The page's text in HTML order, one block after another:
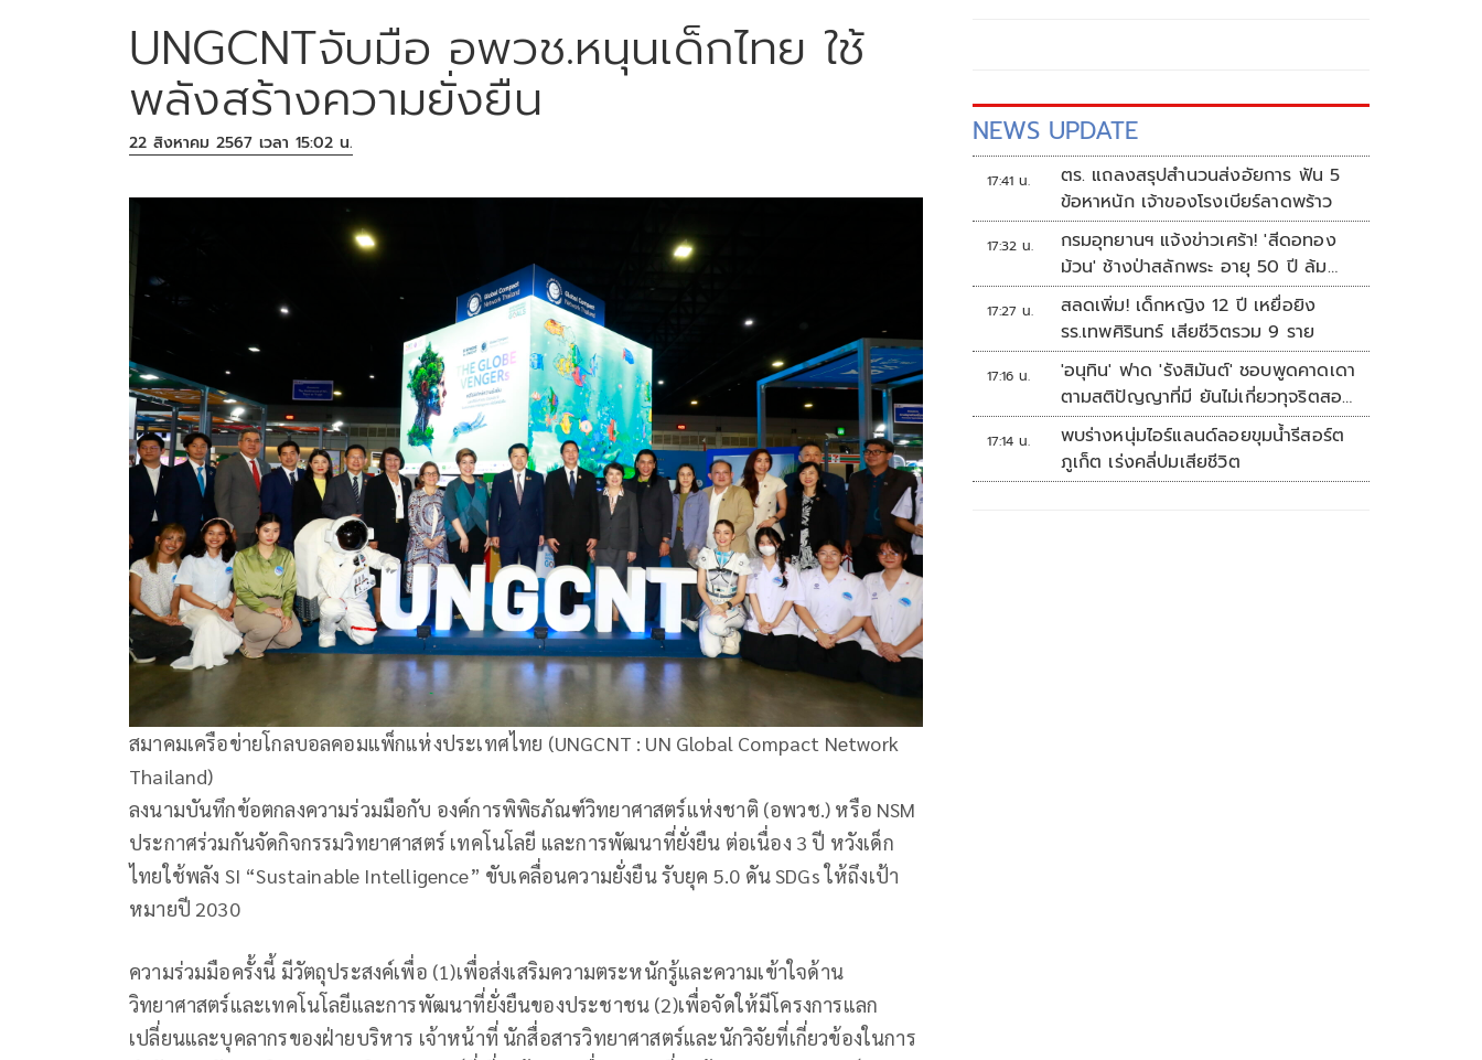
UNGCNTจับมือ อพวช.หนุนเด็กไทย ใช้
พลังสร้างความยั่งยืน
22 สิงหาคม 2567 เวลา 15:02 น.
สมาคมเครือข่ายโกลบอลคอมแพ็กแห่งประเทศไทย (UNGCNT : UN Global Compact Network
Thailand)
ลงนามบันทึกข้อตกลงความร่วมมือกับ องค์การพิพิธภัณฑ์วิทยาศาสตร์แห่งชาติ (อพวช.) หรือ NSM
ประกาศร่วมกันจัดกิจกรรมวิทยาศาสตร์ เทคโนโลยี และการพัฒนาที่ยั่งยืน ต่อเนื่อง 3 ปี หวังเด็ก
ไทยใช้พลัง SI “Sustainable Intelligence” ขับเคลื่อนความยั่งยืน รับยุค 5.0 ดัน SDGs ให้ถึงเป้า
หมายปี 2030
ความร่วมมือครั้งนี้ มีวัตถุประสงค์เพื่อ (1)เพื่อส่งเสริมความตระหนักรู้และความเข้าใจด้าน
วิทยาศาสตร์และเทคโนโลยีและการพัฒนาที่ยั่งยืนของประชาชน (2)เพื่อจัดให้มีโครงการแลก
เปลี่ยนและบุคลากรของฝ่ายบริหาร เจ้าหน้าที่ นักสื่อสารวิทยาศาสตร์และนักวิจัยที่เกี่ยวข้องในการ
NEWS UPDATE
17:41 น.
ตร. แถลงสรุปสำนวนส่งอัยการ ฟัน 5
ข้อหาหนัก เจ้าของโรงเบียร์ลาดพร้าว
17:32 น.
กรมอุทยานฯ แจ้งข่าวเศร้า! 'สีดอทอง
ม้วน' ช้างป่าสลักพระ อายุ 50 ปี ล้ม
แล้ว
17:27 น.
สลดเพิ่ม! เด็กหญิง 12 ปี เหยื่อยิง
รร.เทพศิรินทร์ เสียชีวิตรวม 9 ราย
17:16 น.
'อนุทิน' ฟาด 'รังสิมันต์' ชอบพูดคาดเดา
ตามสติปัญญาที่มี ยันไม่เกี่ยวทุจริตสอบ
ท้องถิ่น
17:14 น.
พบร่างหนุ่มไอร์แลนด์ลอยขุมน้ำรีสอร์ต
ภูเก็ต เร่งคลี่ปมเสียชีวิต